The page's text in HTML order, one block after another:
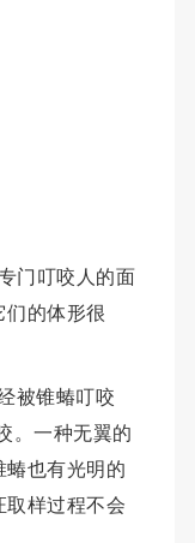
门叮咬人的面
们的体形很
被锥蝽叮咬
。一种无翼的
蝽也有光明的
取样过程不会